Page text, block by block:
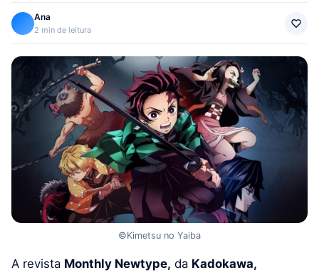
Ana
2 min de leitura
©Kimetsu no Yaiba
A revista Monthly Newtype, da Kadokawa,